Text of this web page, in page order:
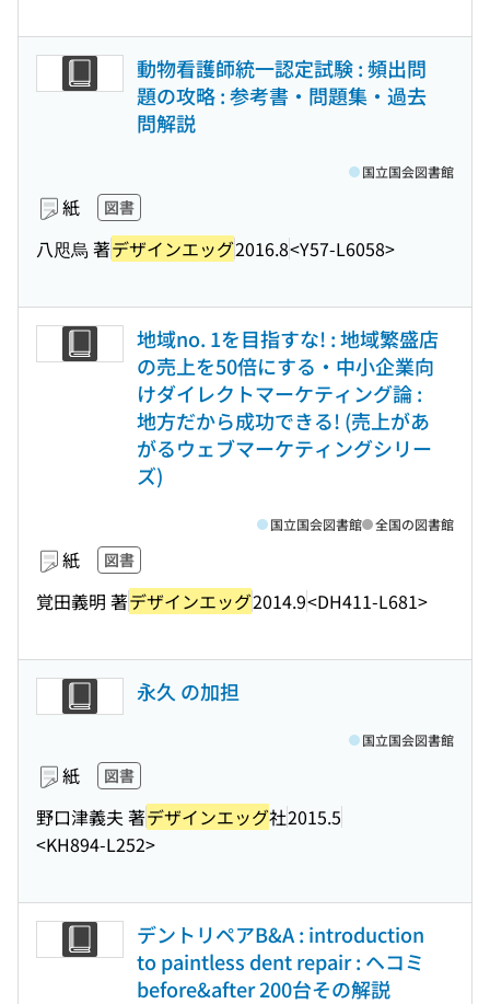
動物看護師統一認定試験 : 頻出問
題の攻略 : 参考書・問題集・過去
問解説
紙 図書
八咫烏 著デザインエッグ2016.8<Y57-L6058>
国立国会図書館
地域no. 1を目指すな! : 地域繁盛店
の売上を50倍にする・中小企業向
けダイレクトマーケティング論 :
地方だから成功できる! (売上があ
がるウェブマーケティングシリー
ズ)
紙 図書
覚田義明 著デザインエッグ2014.9<DH411-L681>
国立国会図書館 全国の図書館
永久 の加担
紙 図書
野口津義夫 著デザインエッグ社2015.5
<KH894-L252>
国立国会図書館
デントリペアB&A : introduction
to paintless dent repair : ヘコミ
before&after 200台その解説